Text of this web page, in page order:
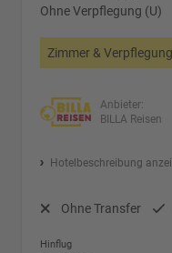
Ohne Verpflegung (U)
Zimmer &
Anbieter:
BILLA Reisen
Hotelbeschreibung
Ohne Transfer
Hinflug